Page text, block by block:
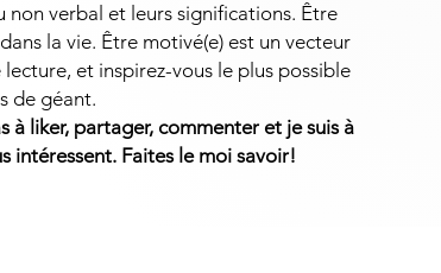
non verbal et leurs significations. Être
la vie. Être motivé(e) est un vecteur
et inspirez-vous le plus possible
de géant.
à liker, partager, commenter et je suis à
intéressent. Faites le moi savoir!